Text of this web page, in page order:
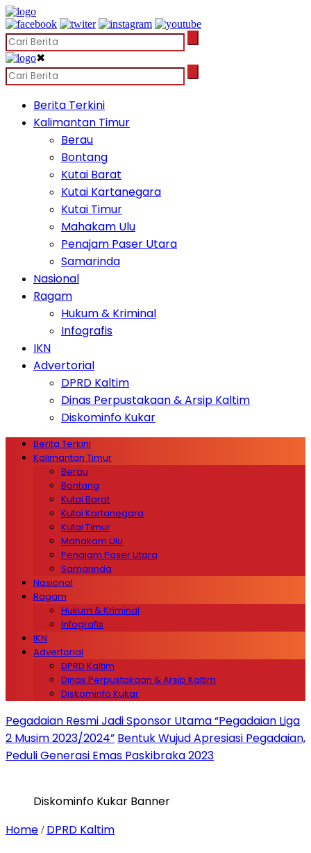
✖
Berita Terkini
Kalimantan Timur
Berau
Bontang
Kutai Barat
Kutai Kartanegara
Kutai Timur
Mahakam Ulu
Penajam Paser Utara
Samarinda
Nasional
Ragam
Hukum & Kriminal
Infografis
IKN
Advertorial
DPRD Kaltim
Dinas Perpustakaan & Arsip Kaltim
Diskominfo Kukar
Berita Terkini
Kalimantan Timur
Berau
Bontang
Kutai Barat
Kutai Kartanegara
Kutai Timur
Mahakam Ulu
Penajam Paser Utara
Samarinda
Nasional
Ragam
Hukum & Kriminal
Infografis
IKN
Advertorial
DPRD Kaltim
Dinas Perpustakaan & Arsip Kaltim
Diskominfo Kukar
Pegadaian Resmi Jadi Sponsor Utama “Pegadaian Liga
2 Musim 2023/2024” Bentuk Wujud Apresiasi Pegadaian,
Peduli Generasi Emas Paskibraka 2023
Diskominfo Kukar Banner
Home / DPRD Kaltim